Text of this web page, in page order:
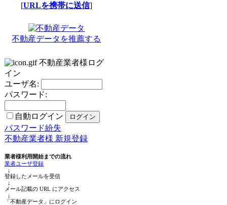
[URLを携帯に送信]
不動産データを推薦する
不動産業者様ログ
イン
ユーザ名:
パスワード:
自動ログイン
パスワード紛失
不動産業者様 新規登録
業者様利用開始までの流れ
業者ユーザ登録
↓
登録したメールを受信
↓
メール記載の URL にアクセス
↓
「不動産データ」にログイン